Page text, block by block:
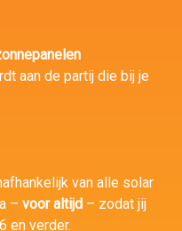
aan de partij die bij je
van alle solar
– voor altijd – zodat jij
en verder.